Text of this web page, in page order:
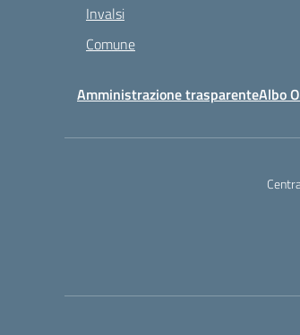
Invalsi
Comune
Amministrazione trasparenteAlbo